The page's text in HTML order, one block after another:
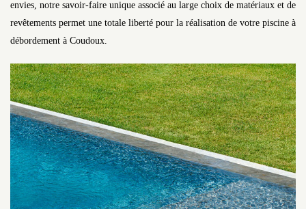
envies, notre savoir-faire unique associé au large choix de matériaux et de
revêtements permet une totale liberté pour la réalisation de votre piscine à
débordement à Coudoux.